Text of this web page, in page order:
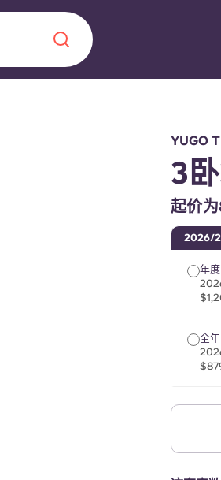
关于我们
常见问题解答
YUGO
3
起价
2026/
年
全